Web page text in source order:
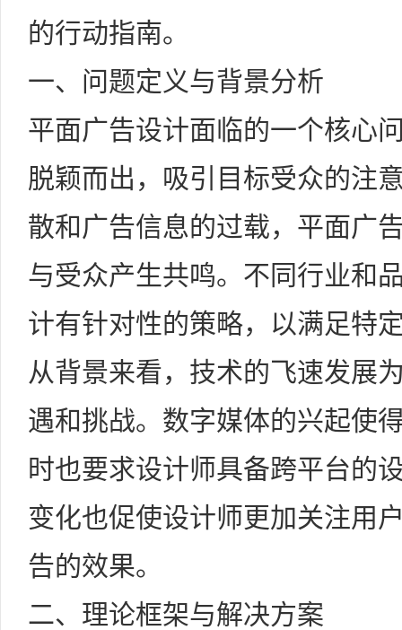
的行动指南。
一、问题定义与背景分析
平面广告设计面临的一个核心
脱颖而出，吸引目标受众的注
散和广告信息的过载，平面广
与受众产生共鸣。不同行业和
计有针对性的策略，以满足特
从背景来看，技术的飞速发展
遇和挑战。数字媒体的兴起使
时也要求设计师具备跨平台的
变化也促使设计师更加关注用
告的效果。
二、理论框架与解决方案